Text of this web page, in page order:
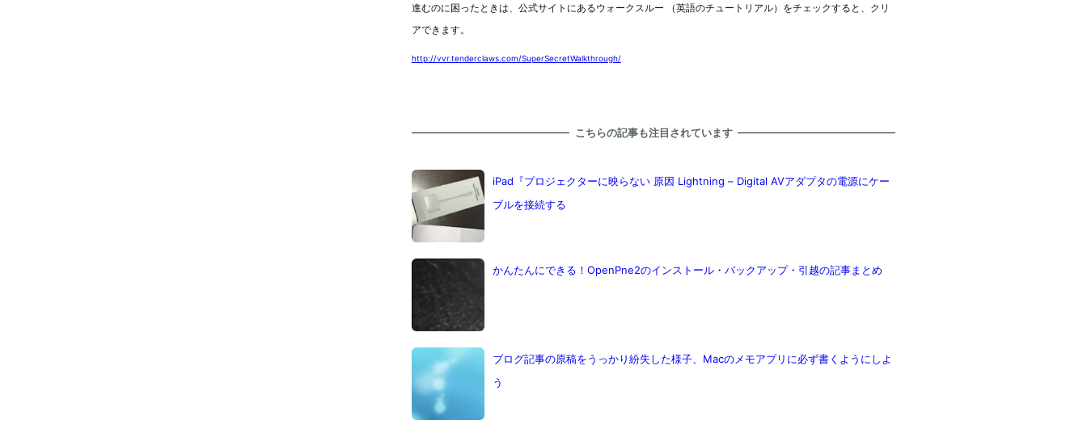
進むのに困ったときは、公式サイトにあるウォークスルー （英語のチュートリアル）をチェックすると、クリ
アできます。
http://vvr.tenderclaws.com/SuperSecretWalkthrough/
こちらの記事も注目されています
iPad『プロジェクターに映らない 原因 Lightning – Digital AVアダプタの電源にケー
ブルを接続する
かんたんにできる！OpenPne2のインストール・バックアップ・引越の記事まとめ
ブログ記事の原稿をうっかり紛失した様子、Macのメモアプリに必ず書くようにしよ
う